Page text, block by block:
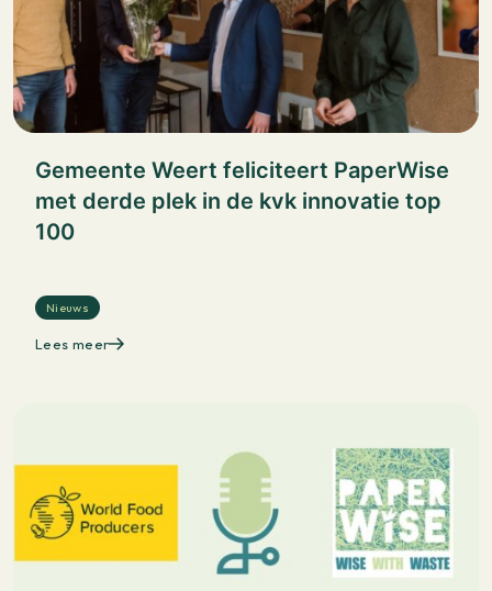
Gemeente Weert feliciteert PaperWise
met derde plek in de kvk innovatie top
100
Nieuws
Lees meer